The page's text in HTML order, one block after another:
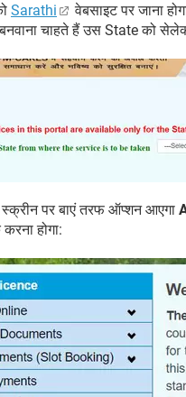
Sarathi
वेबसाइट पर जाना
चाहते हैं उस State को
पर बाएं तरफ ऑप्शन आएगा
होगा: